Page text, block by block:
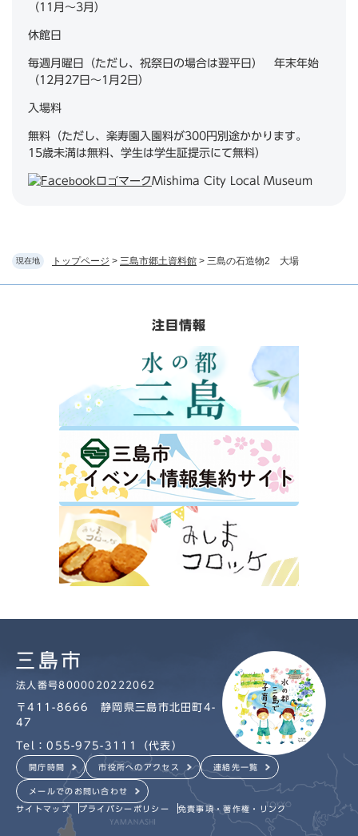
現在地 トップページ > 三島市郷土資料館 > 三島の石造物2 大場
（11月～3月）
休館日
毎週月曜日（ただし、祝祭日の場合は翌平日） 年末年始
（12月27日～1月2日）
入場料
無料（ただし、楽寿園入園料が300円別途かかります。
15歳未満は無料、学生は学生証提示にて無料）
Mishima City Local Museum
注目情報
法人番号8000020222062
〒411-8666 静岡県三島市北田町4-
47
Tel：055-975-3111（代表）
開庁時間 市役所へのアクセス 連絡先一覧
メールでのお問い合わせ
サイトマップ プライバシーポリシー 免責事項・著作権・リンク